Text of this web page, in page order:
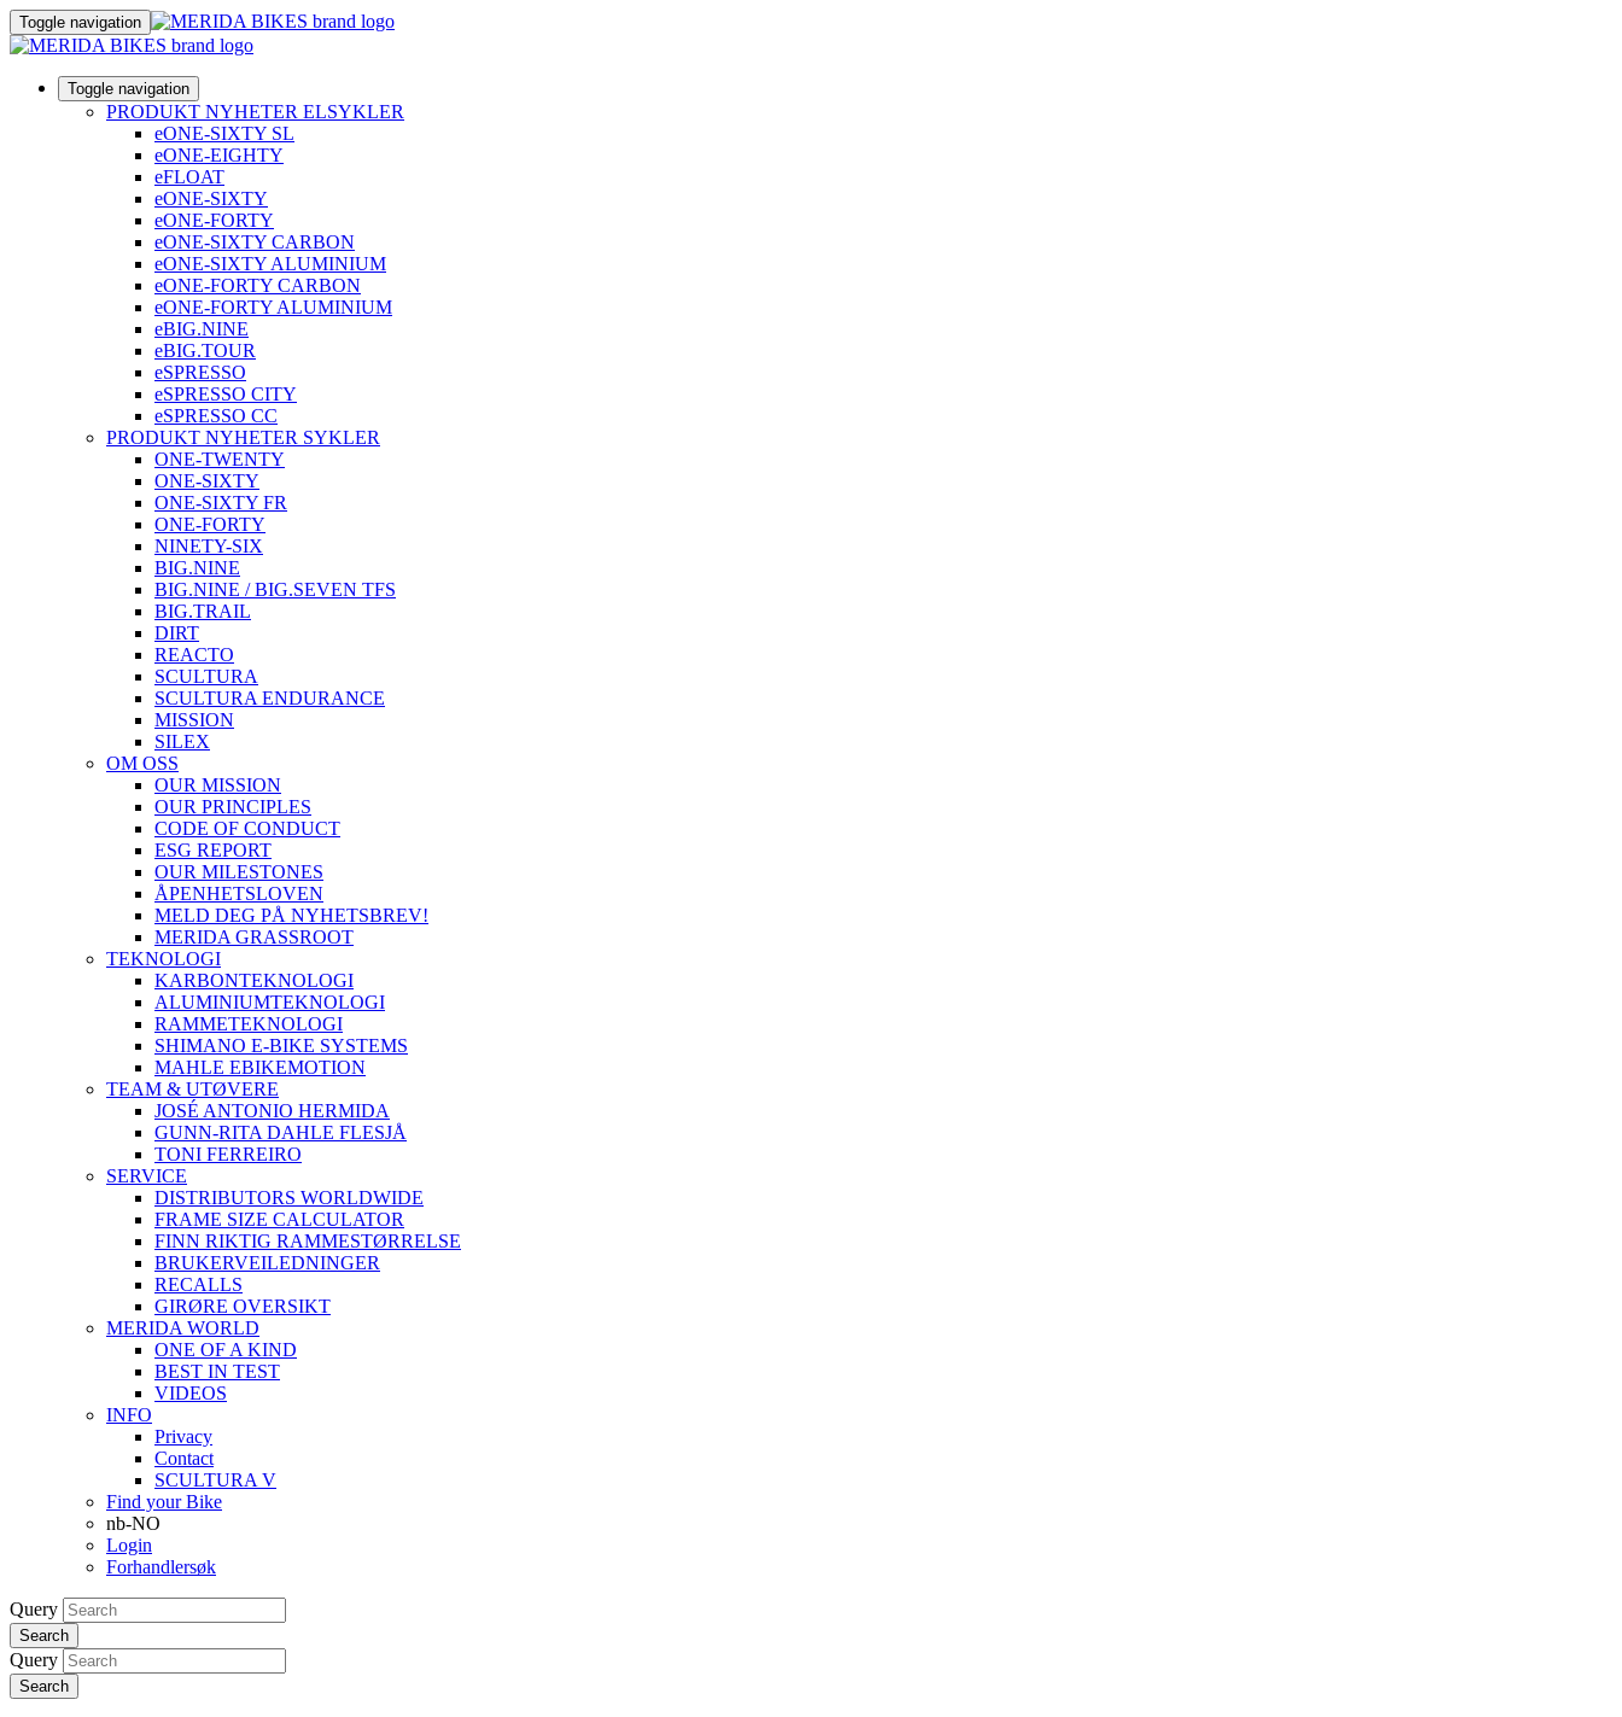
Toggle navigation
Toggle navigation
PRODUKT NYHETER ELSYKLER
eONE-SIXTY SL
eONE-EIGHTY
eFLOAT
eONE-SIXTY
eONE-FORTY
eONE-SIXTY CARBON
eONE-SIXTY ALUMINIUM
eONE-FORTY CARBON
eONE-FORTY ALUMINIUM
eBIG.NINE
eBIG.TOUR
eSPRESSO
eSPRESSO CITY
eSPRESSO CC
PRODUKT NYHETER SYKLER
ONE-TWENTY
ONE-SIXTY
ONE-SIXTY FR
ONE-FORTY
NINETY-SIX
BIG.NINE
BIG.NINE / BIG.SEVEN TFS
BIG.TRAIL
DIRT
REACTO
SCULTURA
SCULTURA ENDURANCE
MISSION
SILEX
OM OSS
OUR MISSION
OUR PRINCIPLES
CODE OF CONDUCT
ESG REPORT
OUR MILESTONES
ÅPENHETSLOVEN
MELD DEG PÅ NYHETSBREV!
MERIDA GRASSROOT
TEKNOLOGI
KARBONTEKNOLOGI
ALUMINIUMTEKNOLOGI
RAMMETEKNOLOGI
SHIMANO E-BIKE SYSTEMS
MAHLE EBIKEMOTION
TEAM & UTØVERE
JOSÉ ANTONIO HERMIDA
GUNN-RITA DAHLE FLESJÅ
TONI FERREIRO
SERVICE
DISTRIBUTORS WORLDWIDE
FRAME SIZE CALCULATOR
FINN RIKTIG RAMMESTØRRELSE
BRUKERVEILEDNINGER
RECALLS
GIRØRE OVERSIKT
MERIDA WORLD
ONE OF A KIND
BEST IN TEST
VIDEOS
INFO
Privacy
Contact
SCULTURA V
Find your Bike
nb-NO
Login
Forhandlersøk
Query
Search
Query
Search